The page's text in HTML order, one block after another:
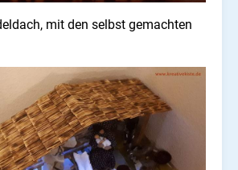
mit den selbst gemachten